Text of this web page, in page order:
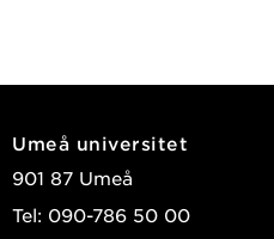
Umeå universitet
901 87 Umeå
Tel: 090-786 50 00